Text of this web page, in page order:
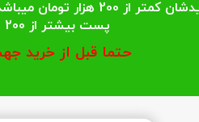
مشتریان محترمی که
پست بیشتر از 200 هزار تومان میباشد اگر به صرفه است خرید خود را انجام دهند.
حتما قبل از خرید